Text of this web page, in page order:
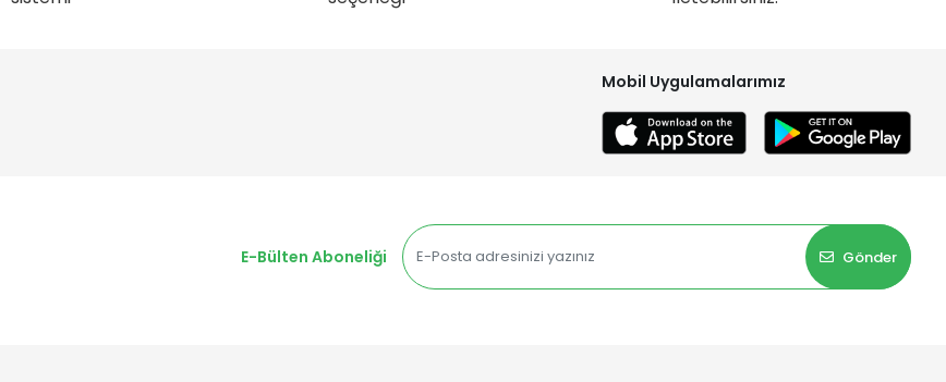
Mobil Uygulamalarımız
E-Bülten Aboneliği
Gönder